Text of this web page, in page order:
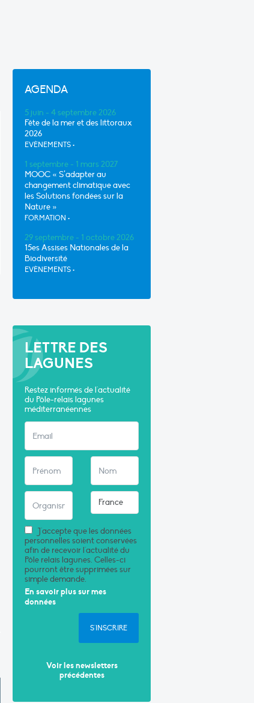
AGENDA
5 juin - 4 septembre 2026
Fête de la mer et des littoraux
2026
EVÈNEMENTS •
1 septembre - 1 mars 2027
MOOC « S’adapter au
changement climatique avec
les Solutions fondées sur la
Nature »
FORMATION •
29 septembre - 1 octobre 2026
15es Assises Nationales de la
Biodiversité
EVÈNEMENTS •
LETTRE DES
LAGUNES
Restez informés de l'actualité
du Pôle-relais lagunes
méditerranéennes
J'accepte que les données
personnelles soient conservées
afin de recevoir l'actualité du
Pôle relais lagunes. Celles-ci
pourront être supprimées sur
simple demande.
En savoir plus sur mes
données
S'INSCRIRE
Voir les newsletters
précédentes